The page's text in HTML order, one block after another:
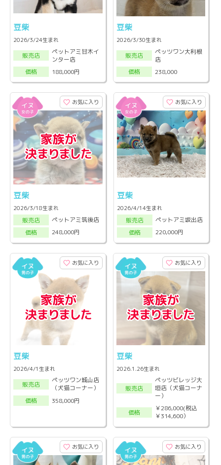
豆柴
2026/3/24生まれ
販売店
ペットアミ甘木イ
ンター店
価格
188,000円
豆柴
2026/3/30生まれ
販売店
ペッツワン大利根
店
価格
238,000
お気に入り
豆柴
2026/3/18生まれ
販売店
ペットアミ筑後店
価格
248,000円
お気に入り
豆柴
2026/4/14生まれ
販売店
ペットアミ坂出店
価格
220,000円
お気に入り
豆柴
2026/4/1生まれ
販売店
ペッツワン城山店
（犬猫コーナー）
価格
358,000円
お気に入り
豆柴
2026.1.26生まれ
販売店
ペッツビレッジ大
垣店（犬猫コーナ
ー）
価格
￥286,000(税込
￥314,600）
お気に入り お気に入り